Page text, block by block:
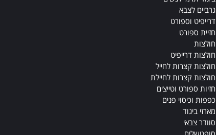
גרביים לצבא
דרייפיט וספורט
חזיית ספורט
חולצות
חולצות דרייפיט
חולצות קצרות לחייל
חולצות קצרות לחיילת
חזיות ספורט וטייצים
כפפות וכיסוי פנים
מארזי ביגוד
סוודר צבאי